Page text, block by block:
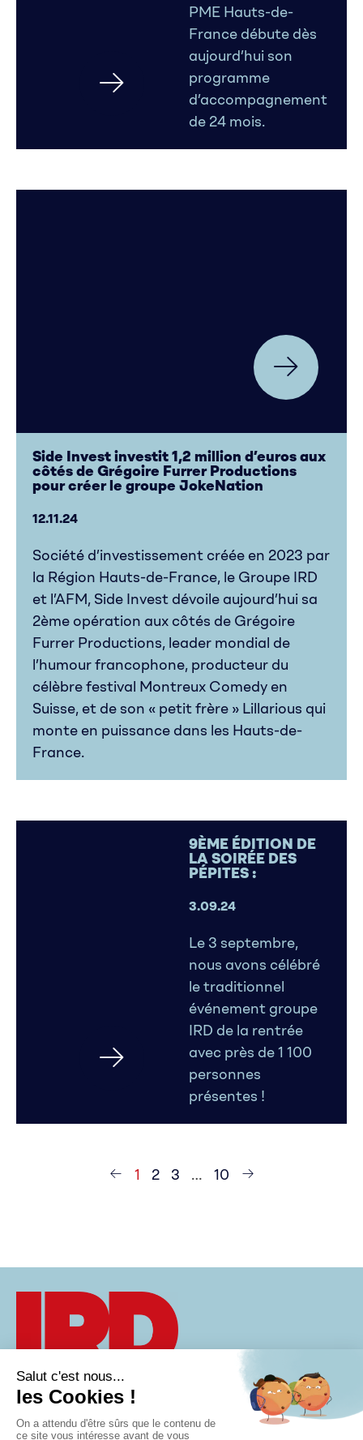
PME Hauts-de-
France débute dès
aujourd’hui son
programme
d’accompagnement
de 24 mois.
Side Invest investit 1,2 million d’euros aux
côtés de Grégoire Furrer Productions
pour créer le groupe JokeNation
12.11.24
Société d’investissement créée en 2023 par
la Région Hauts-de-France, le Groupe IRD
et l’AFM, Side Invest dévoile aujourd’hui sa
2ème opération aux côtés de Grégoire
Furrer Productions, leader mondial de
l’humour francophone, producteur du
célèbre festival Montreux Comedy en
Suisse, et de son « petit frère » Lillarious qui
monte en puissance dans les Hauts-de-
France.
9ÈME ÉDITION DE
LA SOIRÉE DES
PÉPITES :
3.09.24
Le 3 septembre,
nous avons célébré
le traditionnel
événement groupe
IRD de la rentrée
avec près de 1 100
personnes
présentes !
1 2 3 … 10
À PROPOS
MÉTIERS
CONTACT
POLITIQUE DE
Groupe IRD
40 rue Eugène